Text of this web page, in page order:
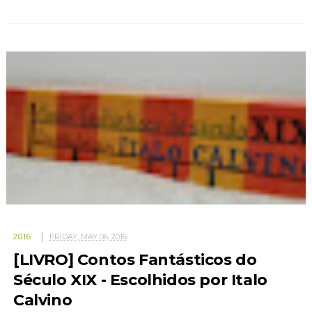
2016 FRIDAY, MAY 06, 2016
[LIVRO] Contos Fantásticos do
Século XIX - Escolhidos por Italo
Calvino